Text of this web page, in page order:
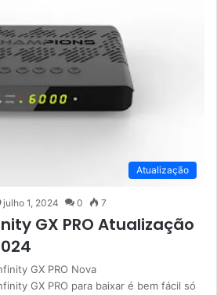
Atualização
julho 1, 2024 0 7
GX PRO Atualização
GX PRO Nova
GX PRO para baixar é bem fácil só